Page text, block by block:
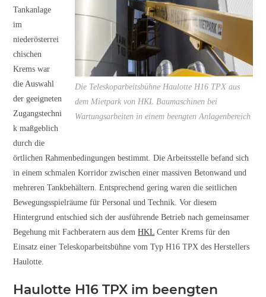
Die Teleskoparbeitsbühne Haulotte H16 TPX aus
dem Mietpark von HKL Baumaschinen bei
Wartungsarbeiten in einem beengten Anlagenbereich
Tankanlage
im
niederösterrei
chischen
Krems war
die Auswahl
der geeigneten
Zugangstechni
k maßgeblich
durch die
örtlichen Rahmenbedingungen bestimmt. Die Arbeitsstelle befand sich
in einem schmalen Korridor zwischen einer massiven Betonwand und
mehreren Tankbehältern. Entsprechend gering waren die seitlichen
Bewegungsspielräume für Personal und Technik. Vor diesem
Hintergrund entschied sich der ausführende Betrieb nach gemeinsamer
Begehung mit Fachberatern aus demHKL Center Krems für den
Einsatz einer Teleskoparbeitsbühne vom Typ H16 TPX des Herstellers
Haulotte.
Haulotte H16 TPX im beengten